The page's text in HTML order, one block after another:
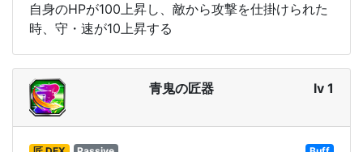
自身のHPが100上昇し、敵から攻撃を仕掛けられた
時、守・速が10上昇する
青鬼の匠器 lv 1